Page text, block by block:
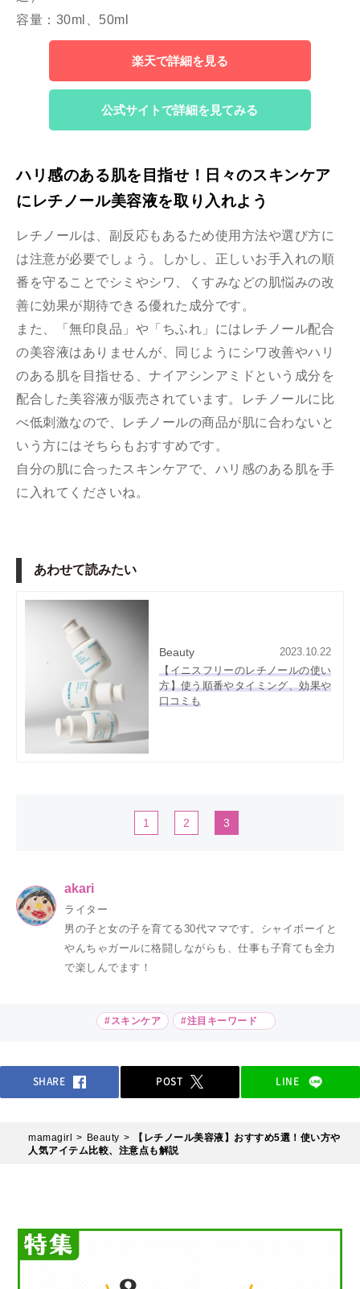
容量：30ml、50ml
楽天で詳細を見る
公式サイトで詳細を見てみる
ハリ感のある肌を目指せ！日々のスキンケア
にレチノール美容液を取り入れよう
レチノールは、副反応もあるため使用方法や選び方に
は注意が必要でしょう。しかし、正しいお手入れの順
番を守ることでシミやシワ、くすみなどの肌悩みの改
善に効果が期待できる優れた成分です。
また、「無印良品」や「ちふれ」にはレチノール配合
の美容液はありませんが、同じようにシワ改善やハリ
のある肌を目指せる、ナイアシンアミドという成分を
配合した美容液が販売されています。レチノールに比
べ低刺激なので、レチノールの商品が肌に合わないと
いう方にはそちらもおすすめです。
自分の肌に合ったスキンケアで、ハリ感のある肌を手
に入れてくださいね。
あわせて読みたい
Beauty
2023.10.22
【イニスフリーのレチノールの使い
方】使う順番やタイミング、効果や
口コミも
1 2 3
akari
ライター
男の子と女の子を育てる30代ママです。シャイボーイと
やんちゃガールに格闘しながらも、仕事も子育ても全力
で楽しんでます！
#スキンケア #注目キーワード
SHARE POST LINE
mamagirl Beauty
【レチノール美容液】おすすめ5選！使い方や
人気アイテム比較、注意点も解説